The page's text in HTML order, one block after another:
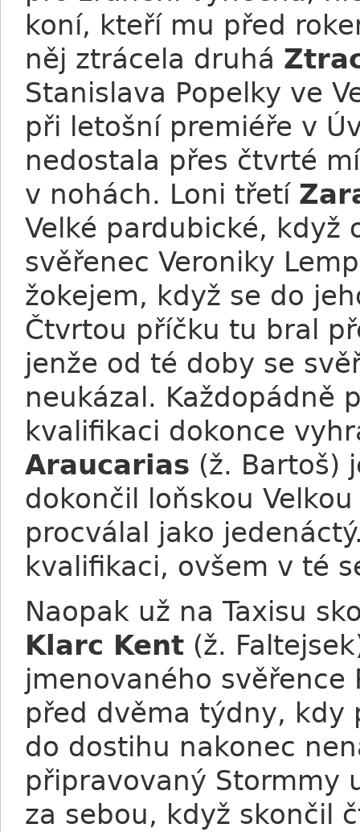
koní, kteří mu před
něj ztrácela druhá
Stanislava Popelky ve
při letošní premiéře v
nedostala přes čtvrté
v nohách. Loni třetí
Velké pardubické, když
svěřenec Veroniky
žokejem, když se do
Čtvrtou příčku tu bral
jenže od té doby se
neukázal. Každopádně
kvalifikaci dokonce
Araucarias (ž. Bartoš)
dokončil loňskou
procválal jako
kvalifikaci, ovšem v té
Naopak už na Taxisu
Klarc Kent (ž.
jmenovaného svěřence
před dvěma týdny, kdy
do dostihu nakonec
připravovaný Stormmy
za sebou, když skončil